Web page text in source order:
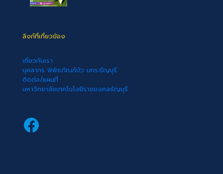
ลิงก์ที่เกี่ยวข้อง
เกี่ยวกับเรา
บุคลากร พิพิธภัณฑ์บัว มทร.ธัญบุรี
ติดต่อ/แผนที่
มหาวิทยาลัยเทคโนโลยีราชมงคลธัญบุรี
Facebook